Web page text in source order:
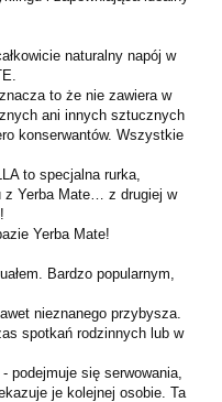
naturalny napój w
to że nie zawiera w
ani innych sztucznych
konserwantów. Wszystkie
to specjalna rurka,
z Yerba Mate… z drugiej w
Yerba Mate!
Bardzo popularnym,
nieznanego przybysza.
spotkań rodzinnych lub w
podejmuje się serwowania,
je kolejnej osobie. Ta